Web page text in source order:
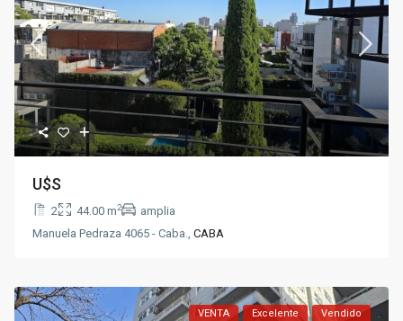
U$S
2 44.00 m2
amplia
Manuela Pedraza 4065 - Caba.,CABA
VENTA Excelente Vendido